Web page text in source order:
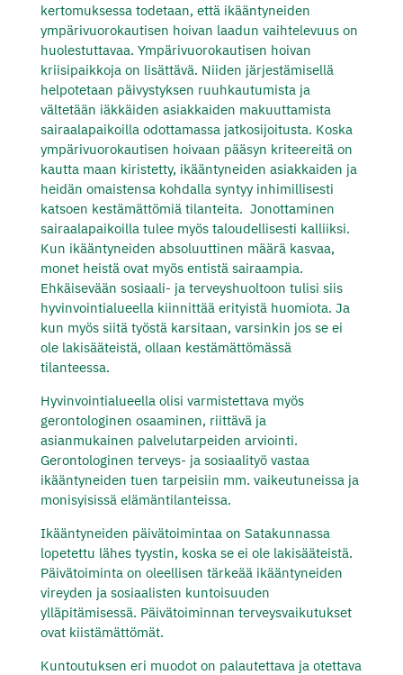
kertomuksessa todetaan, että ikääntyneiden
ympärivuorokautisen hoivan laadun vaihtelevuus on
huolestuttavaa. Ympärivuorokautisen hoivan
kriisipaikkoja on lisättävä. Niiden järjestämisellä
helpotetaan päivystyksen ruuhkautumista ja
vältetään iäkkäiden asiakkaiden makuuttamista
sairaalapaikoilla odottamassa jatkosijoitusta. Koska
ympärivuorokautisen hoivaan pääsyn kriteereitä on
kautta maan kiristetty, ikääntyneiden asiakkaiden ja
heidän omaistensa kohdalla syntyy inhimillisesti
katsoen kestämättömiä tilanteita. Jonottaminen
sairaalapaikoilla tulee myös taloudellisesti kalliiksi.
Kun ikääntyneiden absoluuttinen määrä kasvaa,
monet heistä ovat myös entistä sairaampia.
Ehkäisevään sosiaali- ja terveyshuoltoon tulisi siis
hyvinvointialueella kiinnittää erityistä huomiota. Ja
kun myös siitä työstä karsitaan, varsinkin jos se ei
ole lakisääteistä, ollaan kestämättömässä
tilanteessa.
Hyvinvointialueella olisi varmistettava myös
gerontologinen osaaminen, riittävä ja
asianmukainen palvelutarpeiden arviointi.
Gerontologinen terveys- ja sosiaalityö vastaa
ikääntyneiden tuen tarpeisiin mm. vaikeutuneissa ja
monisyisissä elämäntilanteissa.
Ikääntyneiden päivätoimintaa on Satakunnassa
lopetettu lähes tyystin, koska se ei ole lakisääteistä.
Päivätoiminta on oleellisen tärkeää ikääntyneiden
vireyden ja sosiaalisten kuntoisuuden
ylläpitämisessä. Päivätoiminnan terveysvaikutukset
ovat kiistämättömät.
Kuntoutuksen eri muodot on palautettava ja otettava